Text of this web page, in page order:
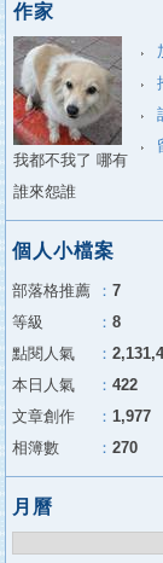
作家
我都不我了 哪有
誰來怨誰
個人小檔案
部落格推薦 ： 7
等級
： 8
點閱人氣
：
本日人氣
： 422
文章創作
： 1,977
相簿數
： 270
月曆